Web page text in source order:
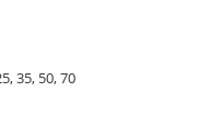
35, 50, 70